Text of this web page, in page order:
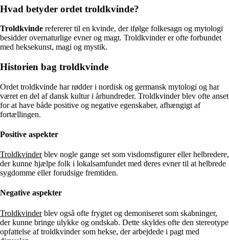
Hvad betyder ordet troldkvinde?
Troldkvinde refererer til en kvinde, der ifølge folkesagn og mytologi
besidder overnaturlige evner og magt. Troldkvinder er ofte forbundet
med heksekunst, magi og mystik.
Historien bag troldkvinde
Ordet troldkvinde har rødder i nordisk og germansk mytologi og har
været en del af dansk kultur i århundreder. Troldkvinder blev ofte anset
for at have både positive og negative egenskaber, afhængigt af
fortællingen.
Positive aspekter
Troldkvinderblev nogle gange set som visdomsfigurer eller helbredere,
der kunne hjælpe folk i lokalsamfundet med deres evner til at helbrede
sygdomme eller forudsige fremtiden.
Negative aspekter
Troldkvinderblev også ofte frygtet og demoniseret som skabninger,
der kunne bringe ulykke og ondskab. Dette skyldes ofte den stereotype
opfattelse af troldkvinder som hekse, der arbejdede i pagt med